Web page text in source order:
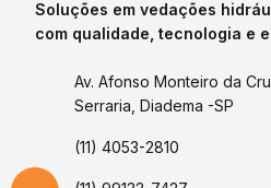
Soluções em vedações
com qualidade, tecnologia e
Av. Afonso Monteiro da
Serraria, Diadema -SP
(11) 4053-2810